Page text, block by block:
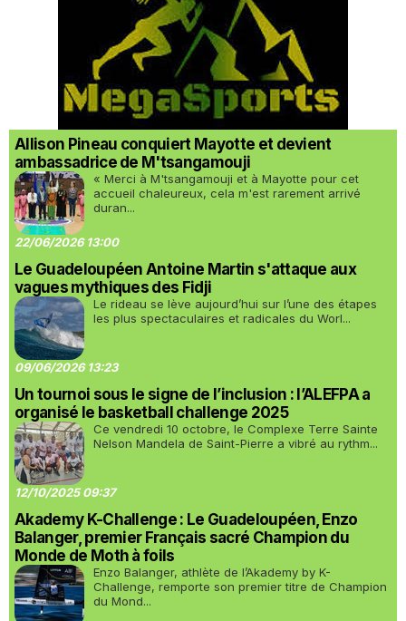
Allison Pineau conquiert Mayotte et devient
ambassadrice de M'tsangamouji
« Merci à M'tsangamouji et à Mayotte pour cet
accueil chaleureux, cela m'est rarement arrivé
duran...
22/06/2026 13:00
Le Guadeloupéen Antoine Martin s'attaque aux
vagues mythiques des Fidji
Le rideau se lève aujourd’hui sur l’une des étapes
les plus spectaculaires et radicales du Worl...
09/06/2026 13:23
Un tournoi sous le signe de l’inclusion : l’ALEFPA a
organisé le basketball challenge 2025
Ce vendredi 10 octobre, le Complexe Terre Sainte
Nelson Mandela de Saint-Pierre a vibré au rythm...
12/10/2025 09:37
Akademy K-Challenge : Le Guadeloupéen, Enzo
Balanger, premier Français sacré Champion du
Monde de Moth à foils
Enzo Balanger, athlète de l’Akademy by K-
Challenge, remporte son premier titre de Champion
du Mond...